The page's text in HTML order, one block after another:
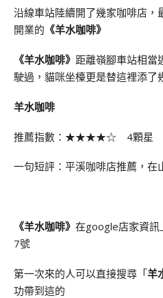
沿線車站陸續開了幾家咖啡店
開業的 《羊水咖啡》
《羊水咖啡》 距離嶺腳車站相當
駛過，貓咪坐檯更是替這裡添了
羊水咖啡
推薦指數：★★★★☆ 4顆星
一句短評：平溪咖啡店推薦，在
《羊水咖啡》 在google店家資訊
7號
第一次來的人可以直接搜尋「羊
功帶到這的